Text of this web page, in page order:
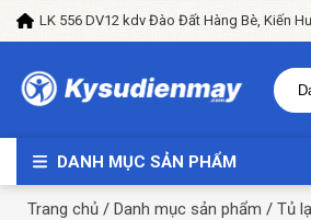
LK 556 DV12 kdv Đào Đất Hàng Bè, Kiến
DANH MỤC SẢN PHẨM
Trang chủ / Danh mục sản phẩm / Tủ